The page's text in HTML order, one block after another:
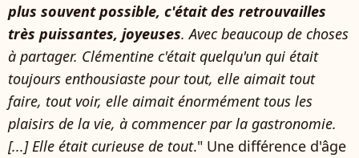
plus souvent possible, c'était des retrouvailles
très puissantes, joyeuses. Avec beaucoup de choses
à partager. Clémentine c'était quelqu'un qui était
toujours enthousiaste pour tout, elle aimait tout
faire, tout voir, elle aimait énormément tous les
plaisirs de la vie, à commencer par la gastronomie.
[...] Elle était curieuse de tout." Une différence d'âge